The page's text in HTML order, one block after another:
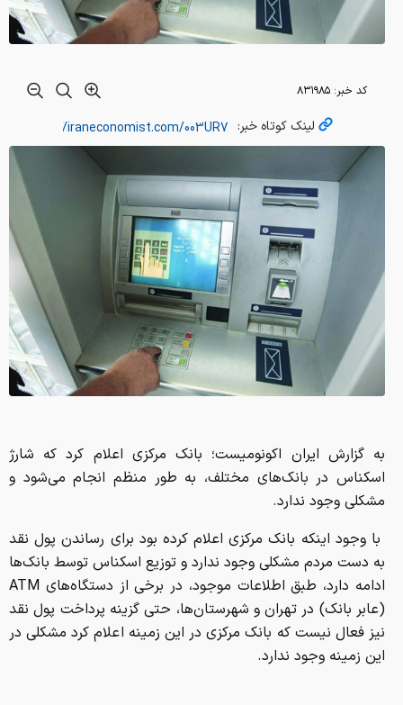
کد خبر: ۸۳۱۹۸۵
لینک کوتاه خبر:
به گزارش ایران اکونومیست؛ بانک مرکزی اعلام کرد که شارژ
اسکناس در بانک‌های مختلف، به طور منظم انجام می‌شود و
مشکلی وجود ندارد.
با وجود اینکه بانک مرکزی اعلام کرده بود برای رساندن پول نقد
به دست مردم مشکلی وجود ندارد و توزیع اسکناس توسط بانک‌ها
ادامه دارد، طبق اطلاعات موجود، در برخی از دستگاه‌های ATM
(عابر بانک) در تهران و شهرستان‌ها، حتی گزینه پرداخت پول نقد
نیز فعال نیست که بانک مرکزی در این زمینه اعلام کرد مشکلی در
این زمینه وجود ندارد.